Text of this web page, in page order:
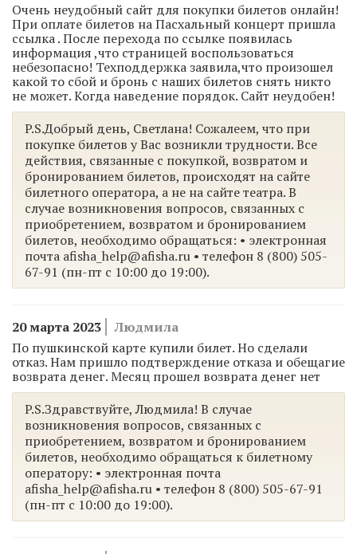
Очень неудобный сайт для покупки билетов онлайн!
При оплате билетов на Пасхальный концерт пришла
ссылка . После перехода по ссылке появилась
информация ,что страницей воспользоваться
небезопасно! Техподдержка заявила,что произошел
какой то сбой и бронь с наших билетов снять никто
не может. Когда наведение порядок. Сайт неудобен!
P.S.Добрый день, Светлана! Сожалеем, что при
покупке билетов у Вас возникли трудности. Все
действия, связанные с покупкой, возвратом и
бронированием билетов, происходят на сайте
билетного оператора, а не на сайте театра. В
случае возникновения вопросов, связанных с
приобретением, возвратом и бронированием
билетов, необходимо обращаться: • электронная
почта afisha_help@afisha.ru • телефон 8 (800) 505-
67-91 (пн-пт с 10:00 до 19:00).
20 марта 2023
Людмила
По пушкинской карте купили билет. Но сделали
отказ. Нам пришло подтверждение отказа и обещагие
возврата денег. Месяц прошел возврата денег нет
P.S.Здравствуйте, Людмила! В случае
возникновения вопросов, связанных с
приобретением, возвратом и бронированием
билетов, необходимо обращаться к билетному
оператору: • электронная почта
afisha_help@afisha.ru • телефон 8 (800) 505-67-91
(пн-пт с 10:00 до 19:00).